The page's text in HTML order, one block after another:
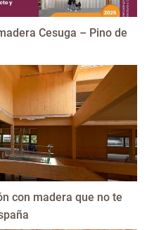
Cesuga – Pino de
con madera que no te